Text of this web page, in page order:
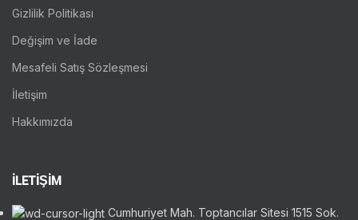
Gizlilik Politikası
Değişim ve İade
Mesafeli Satış Sözleşmesi
İletişim
Hakkımızda
İLETİŞİM
Cumhuriyet Mah. Toptancılar Sitesi 1515 Sok.